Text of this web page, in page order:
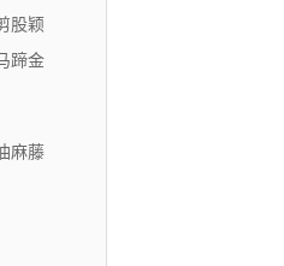
股颖
蹄金
麻藤